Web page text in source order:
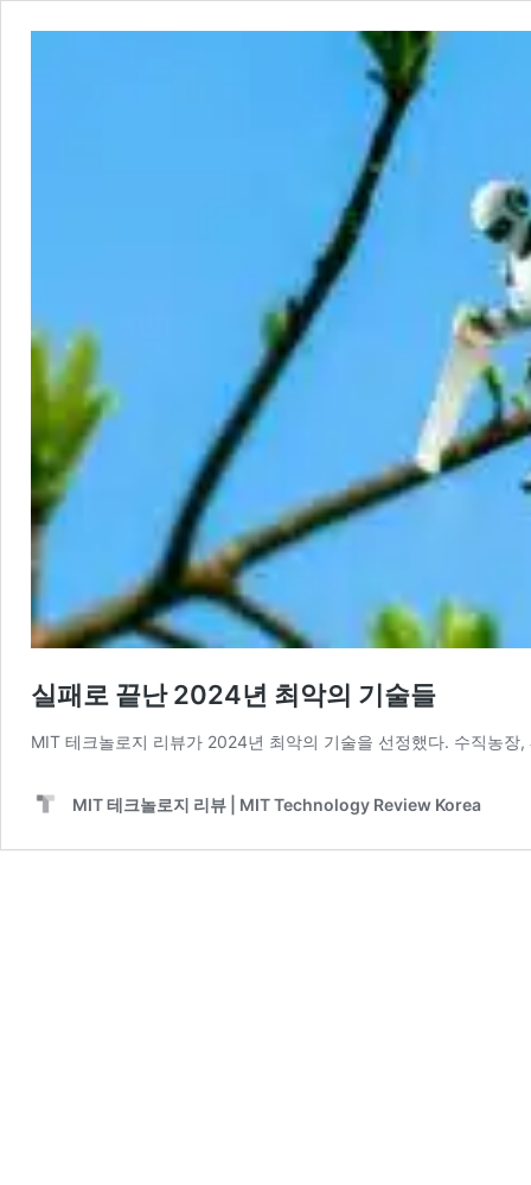
실패로 끝난 2024년 최악의 기술들
MIT 테크놀로지 리뷰가 2024년 최악의 기술을 선정했다. 수직농
MIT 테크놀로지 리뷰 | MIT Technology Review Korea